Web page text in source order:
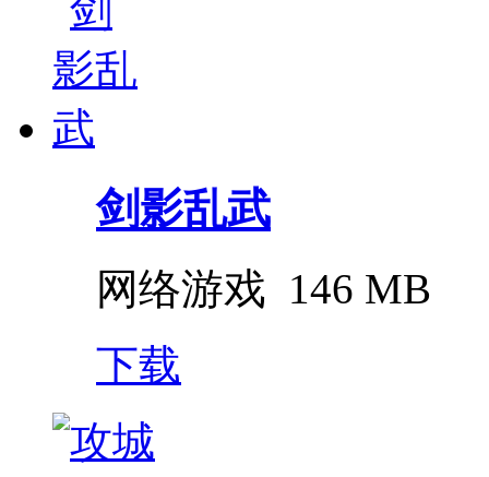
剑影乱武
网络游戏 146 MB
下载